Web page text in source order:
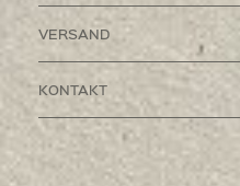
VERSAND
KONTAKT